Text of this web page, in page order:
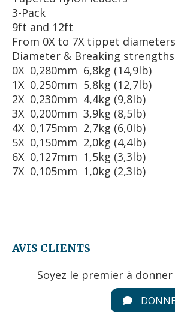
3-Pack
9ft and 12ft
From 0X to 7X tippet diameters
Diameter & Breaking
0X 0,280mm 6,8kg (14,9lb)
1X 0,250mm 5,8kg (12,7lb)
2X 0,230mm 4,4kg (9,8lb)
3X 0,200mm 3,9kg (8,5lb)
4X 0,175mm 2,7kg (6,0lb)
5X 0,150mm 2,0kg (4,4lb)
6X 0,127mm 1,5kg (3,3lb)
7X 0,105mm 1,0kg (2,3lb)
AVIS CLIENTS
Soyez le premier à